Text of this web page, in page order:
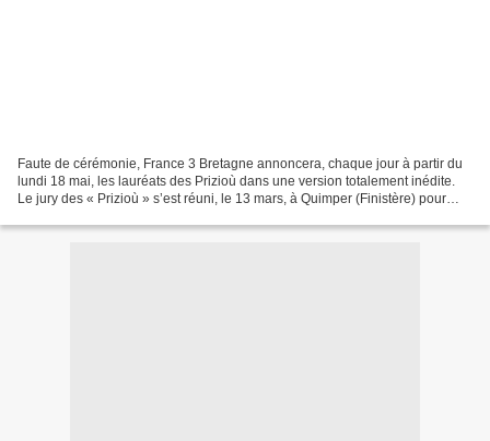
Faute de cérémonie, France 3 Bretagne annoncera, chaque jour à partir du
lundi 18 mai, les lauréats des Prizioù dans une version totalement inédite.
Le jury des « Prizioù » s’est réuni, le 13 mars, à Quimper (Finistère) pour